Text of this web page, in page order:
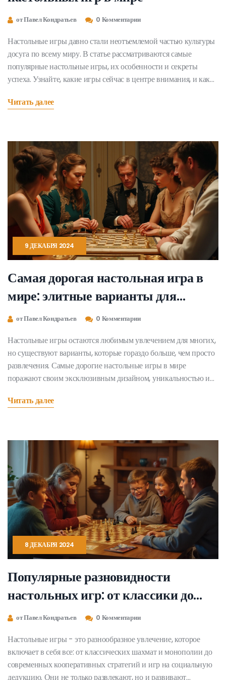
от Павел Кондратьев 0 Комментарии
Настольные игры давно стали неотъемлемой частью культуры
досуга по всему миру. В статье рассматриваются самые
популярные настольные игры, их особенности и секреты
успеха. Узнайте, какие игры сейчас в центре внимания, и какие
предоставляются советы, как выбрать игру по вкусу среди
Читать далее
9 ДЕКАБРЯ 2024
Самая дорогая настольная игра в
мире: элитные варианты для
коллекционеров
от Павел Кондратьев 0 Комментарии
Настольные игры остаются любимым увлечением для многих,
но существуют варианты, которые гораздо больше, чем просто
развлечения. Самые дорогие настольные игры в мире
поражают своим эксклюзивным дизайном, уникальностью и
объектами коллекционирования среди истинных ценителей и
Читать далее
8 ДЕКАБРЯ 2024
Популярные разновидности
настольных игр: от классики до
новинок
от Павел Кондратьев 0 Комментарии
Настольные игры - это разнообразное увлечение, которое
включает в себя все: от классических шахмат и монополии до
современных кооперативных стратегий и игр на социальную
дедукцию. Они не только развлекают, но и развивают